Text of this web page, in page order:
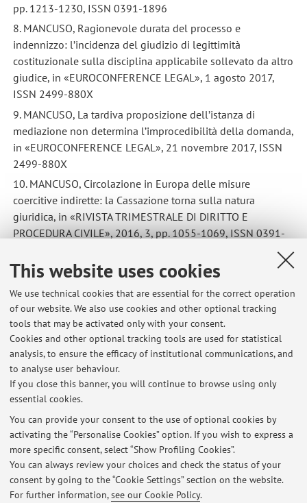
This website uses cookies
We use technical cookies that are essential for the correct operation
of our website. We also use cookies and other optional tracking
tools that may be activated only with your consent.
Cookies and other optional tracking tools are used for statistical
analysis, to ensure the efficacy of institutional communications, and
to analyse user behaviour.
If you close this banner, you will continue to browse using only
essential cookies.
You can provide your consent to the use of optional cookies by
activating the “Personalise Cookies” option. If you wish to express a
more specific consent, select “Show Profiling Cookies”.
You can always review your choices and check the status of your
consent by going to the “Cookie Settings” section on the website.
For further information,see our Cookie Policy.
pp. 1213-1230, ISSN 0391-1896
8. MANCUSO, Ragionevole durata del processo e
indennizzo: l’incidenza del giudizio di legittimità
costituzionale sulla disciplina applicabile sollevato da altro
giudice, in «EUROCONFERENCE LEGAL», 1 agosto 2017,
ISSN 2499-880X
9. MANCUSO, La tardiva proposizione dell’istanza di
mediazione non determina l’improcedibilità della domanda,
in «EUROCONFERENCE LEGAL», 21 novembre 2017, ISSN
2499-880X
10. MANCUSO, Circolazione in Europa delle misure
coercitive indirette: la Cassazione torna sulla natura
giuridica, in «RIVISTA TRIMESTRALE DI DIRITTO E
PROCEDURA CIVILE», 2016, 3, pp. 1055-1069, ISSN 0391-
11. MANCUSO, Deposito telematico obbligatorio e
TRIMESTRALE DI DIRITTO E PROCEDURA CIVILE», 2017, 3,
pp. 1083-1096, ISSN 0391-1896
Latest news
Workshop U.D.R. - Partecipa al primo evento sulla mediazione
universitaria del 12.04.2024
Published on: March 12 2024
Ricevimento Scuola Redenti 14 e 21 gennaio 2020
Published on: January 13 2020